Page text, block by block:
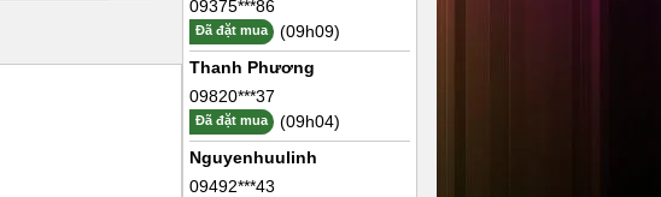
09375***86
Đã đặt mua
(09h09)
Thanh Phương
09820***37
Đã đặt mua
(09h04)
Nguyenhuulinh
09492***43